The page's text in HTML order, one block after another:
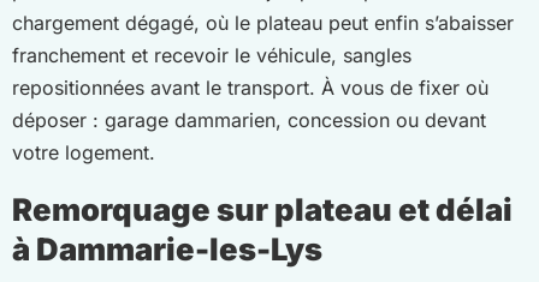
chargement dégagé, où le plateau peut enfin s’abaisser
franchement et recevoir le véhicule, sangles
repositionnées avant le transport. À vous de fixer où
déposer : garage dammarien, concession ou devant
votre logement.
Remorquage sur plateau et délai
à Dammarie-les-Lys